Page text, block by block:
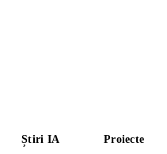
Știri IA Proiecte